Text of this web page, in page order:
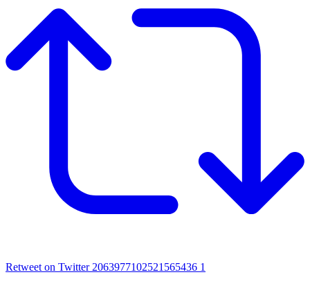
Retweet on Twitter 2063977102521565436 1